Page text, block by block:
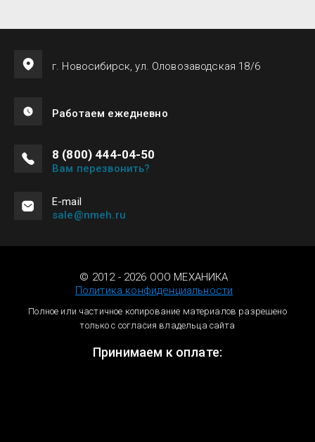
г. Новосибирск, ул. Оловозаводская 18/6
Работаем ежедневно
8 (800) 444-04-50
Вам перезвонить?
Е-mail
sale@nmeh.ru
© 2012 - 2026 ООО МЕХАНИКА
Политика конфиденциальности
Полное или частичное копирование материалов разрешено
только с согласия владельца сайта
Принимаем к оплате: